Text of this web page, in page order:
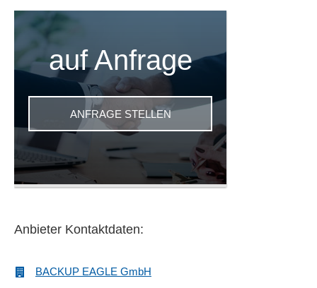
auf Anfrage
ANFRAGE STELLEN
Anbieter Kontaktdaten:
BACKUP EAGLE GmbH